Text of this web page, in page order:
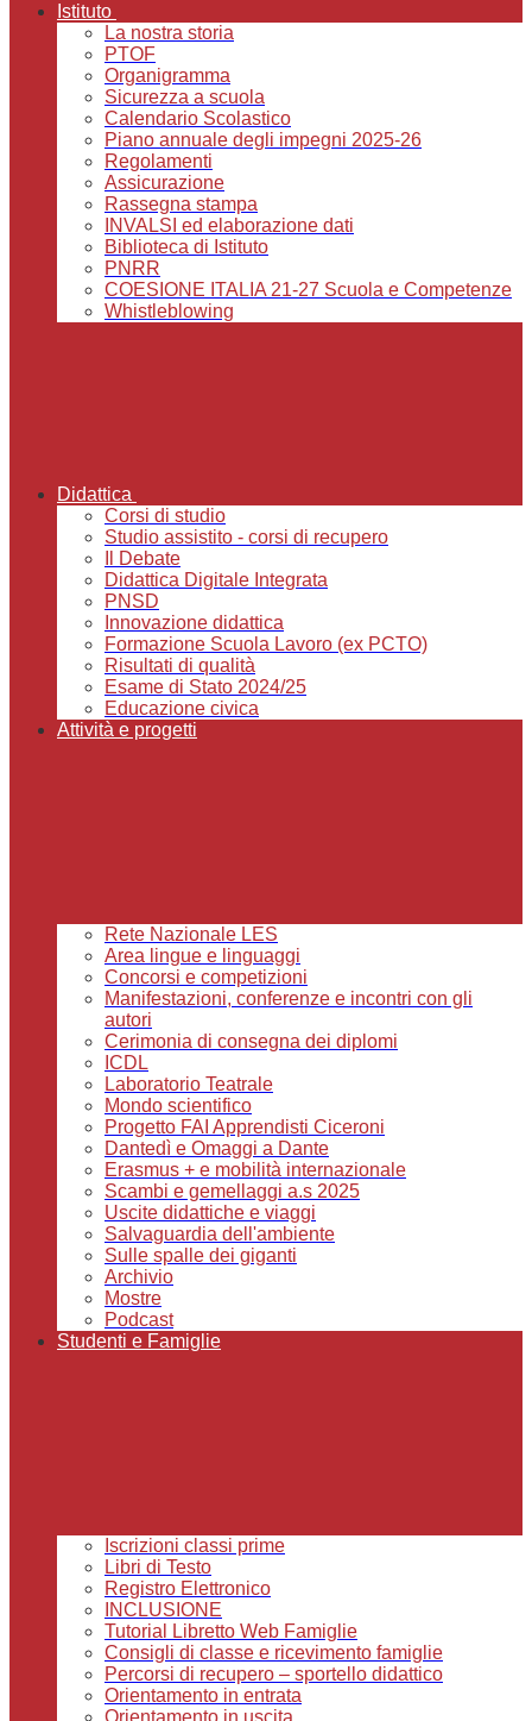
Istituto
La nostra storia
PTOF
Organigramma
Sicurezza a scuola
Calendario Scolastico
Piano annuale degli impegni 2025-26
Regolamenti
Assicurazione
Rassegna stampa
INVALSI ed elaborazione dati
Biblioteca di Istituto
PNRR
COESIONE ITALIA 21-27 Scuola e Competenze
Whistleblowing
Didattica
Corsi di studio
Studio assistito - corsi di recupero
Il Debate
Didattica Digitale Integrata
PNSD
Innovazione didattica
Formazione Scuola Lavoro (ex PCTO)
Risultati di qualità
Esame di Stato 2024/25
Educazione civica
Attività e progetti
Rete Nazionale LES
Area lingue e linguaggi
Concorsi e competizioni
Manifestazioni, conferenze e incontri con gli
autori
Cerimonia di consegna dei diplomi
ICDL
Laboratorio Teatrale
Mondo scientifico
Progetto FAI Apprendisti Ciceroni
Dantedì e Omaggi a Dante
Erasmus + e mobilità internazionale
Scambi e gemellaggi a.s 2025
Uscite didattiche e viaggi
Salvaguardia dell'ambiente
Sulle spalle dei giganti
Archivio
Mostre
Podcast
Studenti e Famiglie
Iscrizioni classi prime
Libri di Testo
Registro Elettronico
INCLUSIONE
Tutorial Libretto Web Famiglie
Consigli di classe e ricevimento famiglie
Percorsi di recupero – sportello didattico
Orientamento in entrata